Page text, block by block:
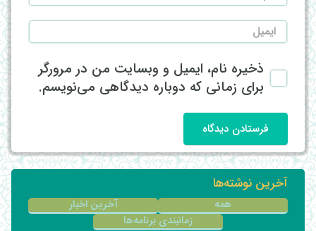
ذخیره نام، ایمیل و وبسایت من در مرورگر
برای زمانی که دوباره دیدگاهی می‌نویسم.
فرستادن دیدگاه
آخرین نوشته‌ها
همه
آخرین اخبار
زمانبندی برنامه‌ها